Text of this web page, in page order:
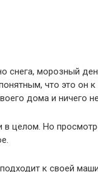
снега, морозный
что это он
дома и ничего
в целом. Но
к своей